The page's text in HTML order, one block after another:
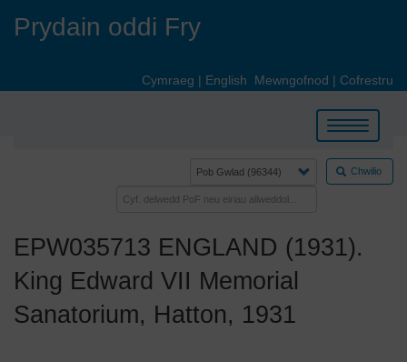
Prydain oddi Fry
Cymraeg | English Mewngofnod | Cofrestru
Toggle
navigation
Chwilio
EPW035713 ENGLAND (1931).
King Edward VII Memorial
Sanatorium, Hatton, 1931